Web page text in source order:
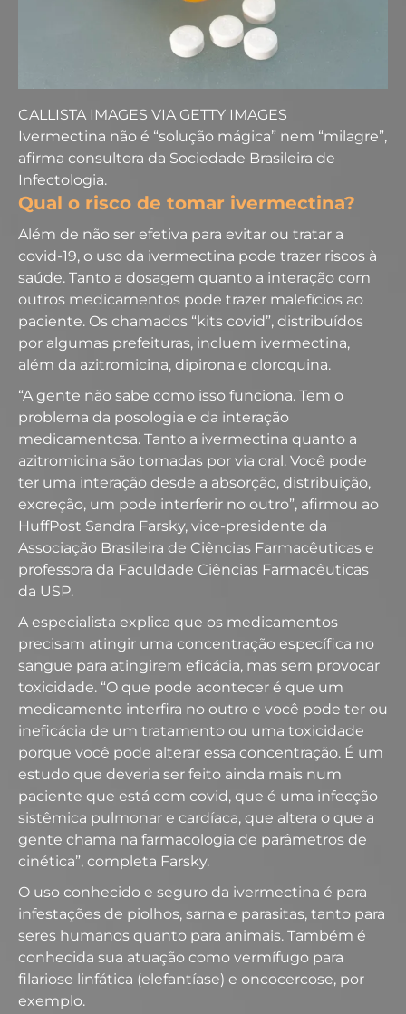
CALLISTA IMAGES VIA GETTY IMAGES
Ivermectina não é “solução mágica” nem “milagre”,
afirma consultora da Sociedade Brasileira de
Infectologia.
Qual o risco de tomar ivermectina?
Além de não ser efetiva para evitar ou tratar a
covid-19, o uso da ivermectina pode trazer riscos à
saúde. Tanto a dosagem quanto a interação com
outros medicamentos pode trazer malefícios ao
paciente. Os chamados “kits covid”, distribuídos
por algumas prefeituras, incluem ivermectina,
além da azitromicina, dipirona e cloroquina.
“A gente não sabe como isso funciona. Tem o
problema da posologia e da interação
medicamentosa. Tanto a ivermectina quanto a
azitromicina são tomadas por via oral. Você pode
ter uma interação desde a absorção, distribuição,
excreção, um pode interferir no outro”, afirmou ao
HuffPost Sandra Farsky, vice-presidente da
Associação Brasileira de Ciências Farmacêuticas e
professora da Faculdade Ciências Farmacêuticas
da USP.
A especialista explica que os medicamentos
precisam atingir uma concentração específica no
sangue para atingirem eficácia, mas sem provocar
toxicidade. “O que pode acontecer é que um
medicamento interfira no outro e você pode ter ou
ineficácia de um tratamento ou uma toxicidade
porque você pode alterar essa concentração. É um
estudo que deveria ser feito ainda mais num
paciente que está com covid, que é uma infecção
sistêmica pulmonar e cardíaca, que altera o que a
gente chama na farmacologia de parâmetros de
cinética”, completa Farsky.
O uso conhecido e seguro da ivermectina é para
infestações de piolhos, sarna e parasitas, tanto para
seres humanos quanto para animais. Também é
conhecida sua atuação como vermífugo para
filariose linfática (elefantíase) e oncocercose, por
exemplo.